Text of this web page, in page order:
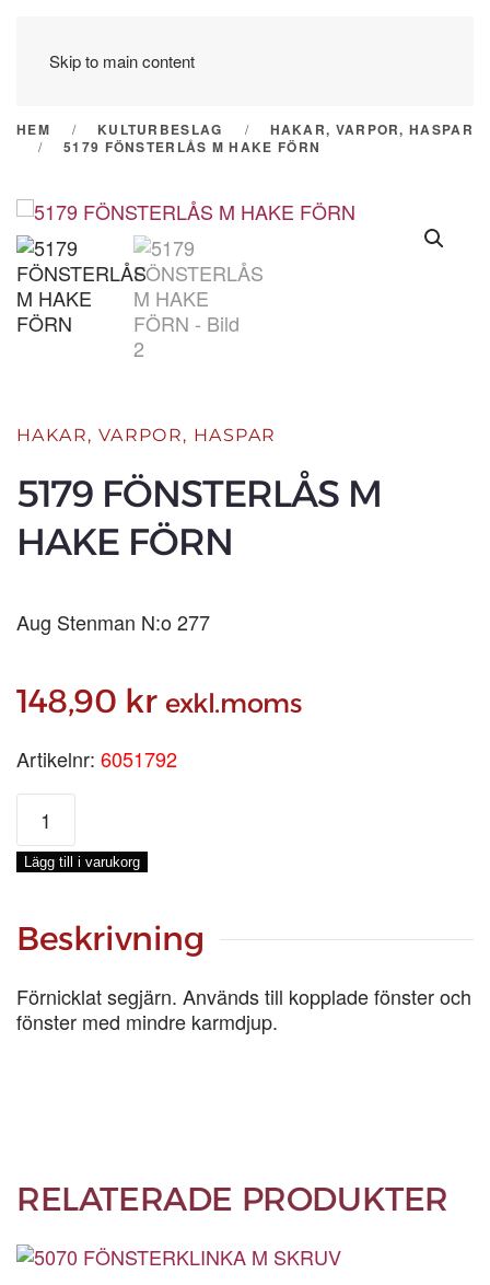
Skip to main content
HEM KULTURBESLAG
HAKAR, VARPOR, HASPAR
5179 FÖNSTERLÅS M HAKE FÖRN
HAKAR, VARPOR, HASPAR
5179 FÖNSTERLÅS M
HAKE FÖRN
Aug Stenman N:o 277
148,90 kr exkl.moms
Artikelnr: 6051792
5179
FÖNSTERLÅS
M
HAKE
mängd
Lägg till i varukorg
Beskrivning
Förnicklat segjärn. Används till kopplade fönster och
fönster med mindre karmdjup.
RELATERADE PRODUKTER